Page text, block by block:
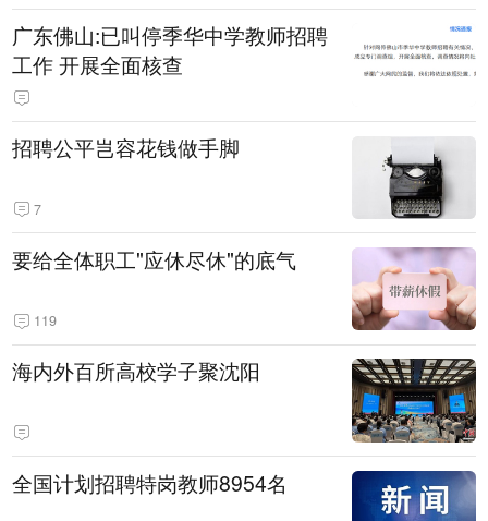
广东佛山:已叫停季华中学教师招聘
工作 开展全面核查
招聘公平岂容花钱做手脚
7
要给全体职工"应休尽休"的底气
119
海内外百所高校学子聚沈阳
全国计划招聘特岗教师8954名